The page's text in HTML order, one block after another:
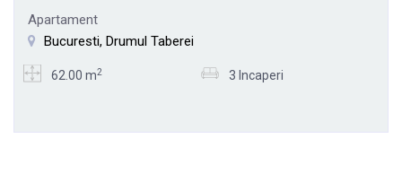
Apartament
Bucuresti, Drumul Taberei
62.00 m2 3 Incaperi